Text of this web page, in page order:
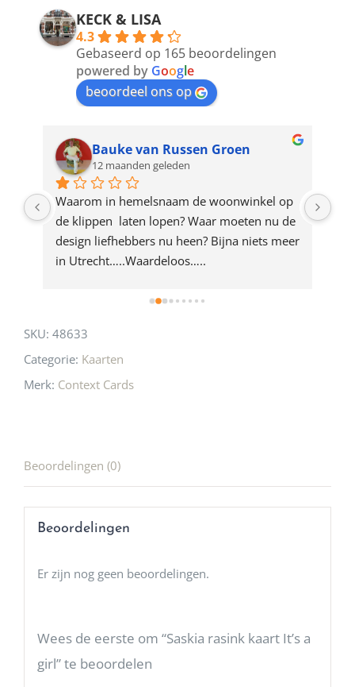
address
product
KECK & LISA
4.3
Gebaseerd op 165 beoordelingen
powered by Google
beoordeel ons op
Bauke van Russen Groen
12 maanden geleden
Waarom in hemelsnaam de woonwinkel op
de klippen  laten lopen? Waar moeten nu de
design liefhebbers nu heen? Bijna niets meer
in Utrecht…..Waardeloos…..
SKU: 48633
Categorie: Kaarten
Merk: Context Cards
Beoordelingen (0)
Beoordelingen
Er zijn nog geen beoordelingen.
Wees de eerste om “Saskia rasink kaart It’s a
girl” te beoordelen